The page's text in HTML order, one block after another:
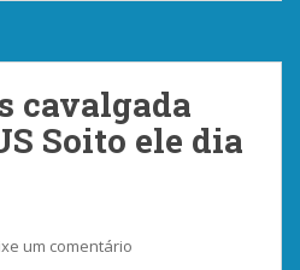
cavalgada
Soito ele dia
um comentário